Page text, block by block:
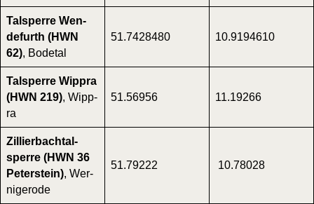
Tal­sper­re Wen­
de­furth (HWN
62), Bode­tal
51.7428480 10.9194610
Tal­sper­re Wipp­ra
(HWN 219), Wipp­
ra
51.56956 11.19266
Zil­lier­bach­tal­
sper­re (HWN 36
Peter­stein), Wer­
ni­ge­ro­de
51.79222 10.78028